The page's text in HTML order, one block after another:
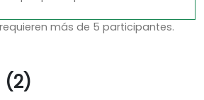
más de 5 participantes.
(2)